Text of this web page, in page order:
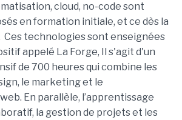
cloud, no-code sont
en formation initiale, et ce dès la
Ces technologies sont enseignées
appelé La Forge, Il s'agit d'un
de 700 heures qui combine les
le marketing et le
En parallèle, l’apprentissage
la gestion de projets et les